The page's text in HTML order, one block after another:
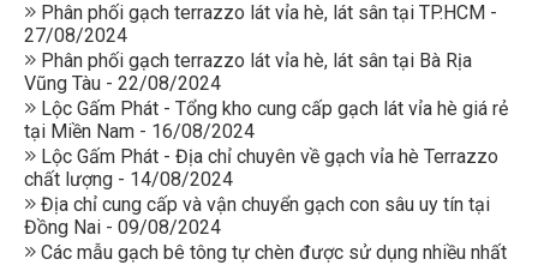
Phân phối gạch terrazzo lát vỉa hè, lát sân tại TP.HCM -
27/08/2024
Phân phối gạch terrazzo lát vỉa hè, lát sân tại Bà Rịa
Vũng Tàu - 22/08/2024
Lộc Gấm Phát - Tổng kho cung cấp gạch lát vỉa hè giá rẻ
tại Miền Nam - 16/08/2024
Lộc Gấm Phát - Địa chỉ chuyên về gạch vỉa hè Terrazzo
chất lượng - 14/08/2024
Địa chỉ cung cấp và vận chuyển gạch con sâu uy tín tại
Đồng Nai - 09/08/2024
Các mẫu gạch bê tông tự chèn được sử dụng nhiều nhất